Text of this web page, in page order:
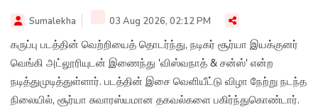
Sumalekha 03 Aug 2026, 02:12 PM
கருப்பு படத்தின் வெற்றியைத் தொடர்ந்து, நடிகர் சூர்யா இயக்குனர்
வெங்கி அட்லூரியுடன் இணைந்து 'விஸ்வநாத் & சன்ஸ்' என்ற
நடித்துமுடித்துள்ளார். படத்தின் இசை வெளியீட்டு விழா நேற்று நடந்த
நிலையில், சூர்யா சுவாரஸ்யமான தகவல்களை பகிர்ந்துகொண்டார்.